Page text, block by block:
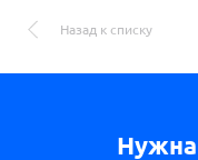
Назад к списку
Нужна